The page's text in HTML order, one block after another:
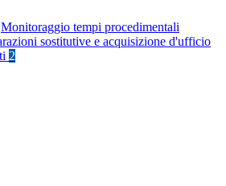
Monitoraggio tempi procedimentali
sostitutive e acquisizione d'ufficio
2